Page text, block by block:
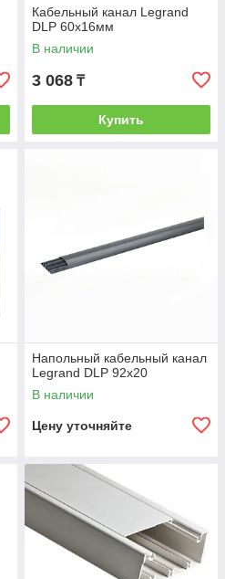
Кабельный канал Legrand
DLP 60х16мм
В наличии
3 068 ₸
Купить
Напольный кабельный канал
Legrand DLP 92х20
В наличии
Цену уточняйте